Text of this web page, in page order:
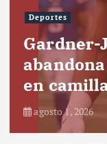
Deportes
Gardner-
en
agosto 1, 2026